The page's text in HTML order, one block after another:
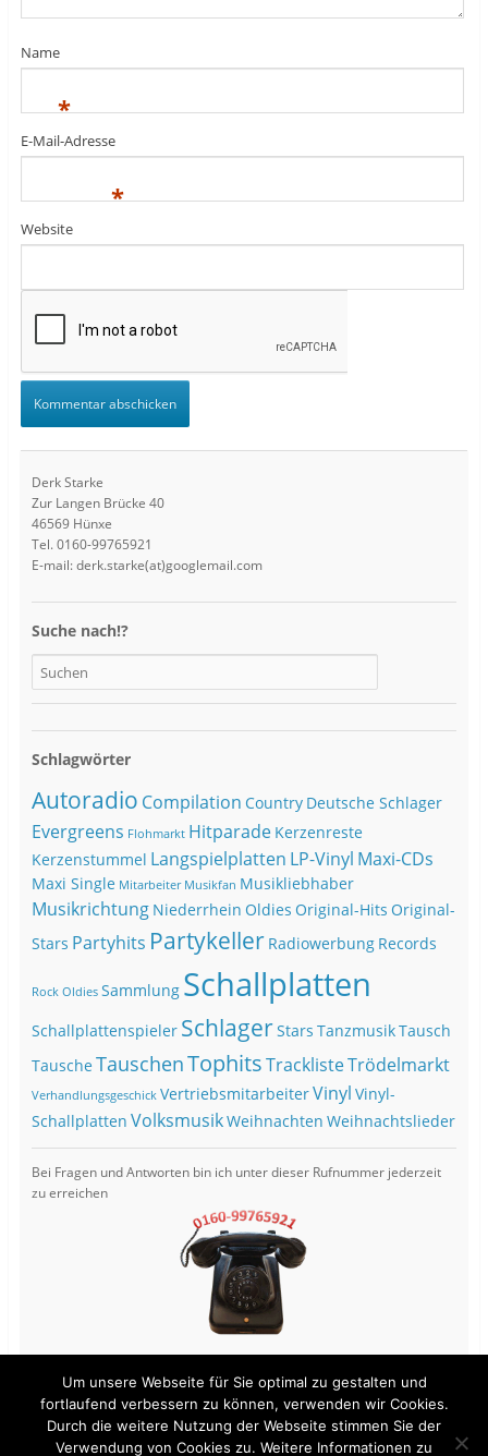
Name
*
E-Mail-Adresse
*
Website
Derk Starke
Zur Langen Brücke 40
46569 Hünxe
Tel. 0160-99765921
E-mail: derk.starke(at)googlemail.com
Suche nach!?
Schlagwörter
Autoradio Compilation Country Deutsche Schlager
Evergreens Flohmarkt Hitparade Kerzenreste
Kerzenstummel Langspielplatten LP-Vinyl Maxi-CDs
Maxi Single Mitarbeiter Musikfan Musikliebhaber
Musikrichtung Niederrhein Oldies Original-Hits Original-
Stars Partyhits Partykeller Radiowerbung Records
Rock Oldies Sammlung Schallplatten
Schallplattenspieler SchlagerStars TanzmusikTausch
TauscheTauschenTophitsTracklisteTrödelmarkt
Verhandlungsgeschick VertriebsmitarbeiterVinyl Vinyl-
Schallplatten VolksmusikWeihnachten Weihnachtslieder
Bei Fragen und Antworten bin ich unter dieser Rufnummer jederzeit
zu erreichen
View Full Site
Um unsere Webseite für Sie optimal zu gestalten und
fortlaufend verbessern zu können, verwenden wir Cookies.
Durch die weitere Nutzung der Webseite stimmen Sie der
Verwendung von Cookies zu. Weitere Informationen zu